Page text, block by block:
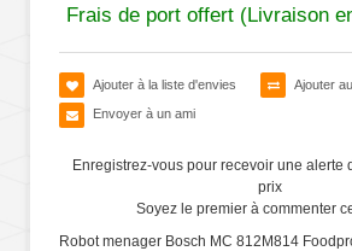
Frais de port offert (Livraison
Ajouter à la liste d'envies Ajouter
Envoyer à un ami
Enregistrez-vous pour recevoir une alerte
prix
Soyez le premier à commenter
Robot menager Bosch MC 812M814